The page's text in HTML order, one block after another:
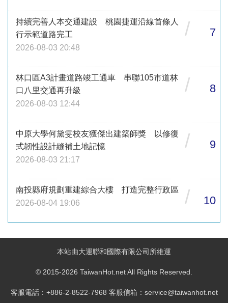
持續完善人本交通建設 桃園捷運沿線首條人
行示範道路完工
2026-08-03 20:48
/ 7
林口區A3計畫道路竣工通車 串聯105市道林
口八里交通再升級
2026-08-03 12:44
/ 8
中原大學何黛雯校友獲傑出建築師獎 以修復
式韌性設計縫補土地記憶
2026-08-03 21:17
/ 9
南投縣府規劃重建綜合大樓 打造完整行政區
2026-08-04 19:06
/ 10
本站由大運聯和國際有限公司所維運
© 2015-2026 TaiwanHot.net All Rights Reserved.
客服電話：+886-2-8522-7968 客服信箱：service@taiwanhot.net